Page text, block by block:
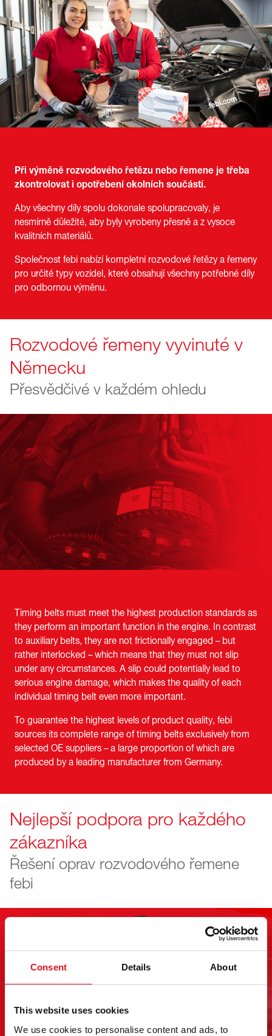
Consent Details About
This website uses cookies
We use cookies to personalise content and ads, to
Při výměně rozvodového řetězu nebo řemene je třeba
zkontrolovat i opotřebení okolních součástí.
Aby všechny díly spolu dokonale spolupracovaly, je
nesmírně důležité, aby byly vyrobeny přesně a z vysoce
kvalitních materiálů.
Společnost febi nabízí kompletní rozvodové řetězy a řemeny
pro určité typy vozidel, které obsahují všechny potřebné díly
pro odbornou výměnu.
Rozvodové řemeny vyvinuté v
Německu
Přesvědčivé v každém ohledu
Timing belts must meet the highest production standards as
they perform an important function in the engine. In contrast
to auxiliary belts, they are not frictionally engaged – but
rather interlocked – which means that they must not slip
under any circumstances. A slip could potentially lead to
serious engine damage, which makes the quality of each
individual timing belt even more important.
To guarantee the highest levels of product quality, febi
sources its complete range of timing belts exclusively from
selected OE suppliers – a large proportion of which are
produced by a leading manufacturer from Germany.
Nejlepší podpora pro každého
zákazníka
Řešení oprav rozvodového řemene
febi